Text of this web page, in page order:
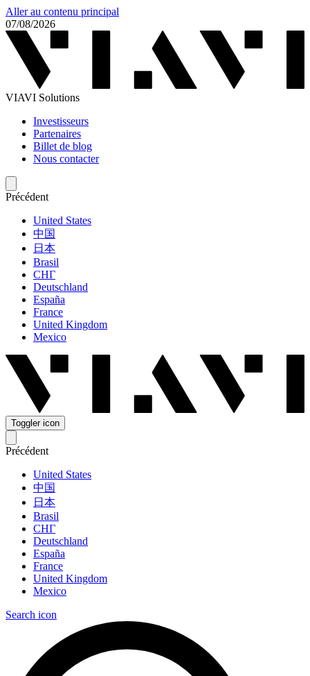
Aller au contenu principal
07/08/2026
VIAVI Solutions
Investisseurs
Partenaires
Billet de blog
Nous contacter
Précédent
United States
中国
日本
Brasil
СНГ
Deutschland
España
France
United Kingdom
Mexico
Toggler icon
Précédent
United States
中国
日本
Brasil
СНГ
Deutschland
España
France
United Kingdom
Mexico
Search icon